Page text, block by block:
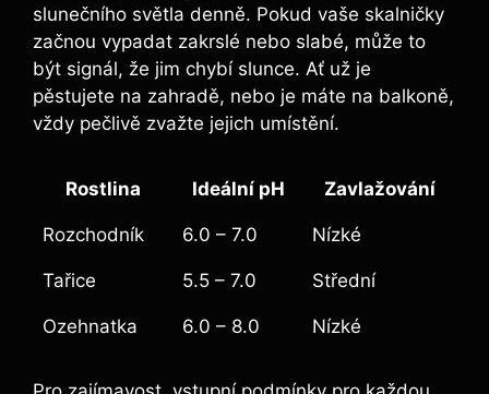
slunečního světla ‌denně.⁣ Pokud vaše skalničky
začnou vypadat zakrslé nebo slabé, může​ to
být signál, že ‌jim chybí slunce. Ať už⁣ je
pěstujete na zahradě, nebo je máte na ‍balkoně,
vždy ​pečlivě zvažte jejich umístění.
Rostlina Ideální⁣ pH Zavlažování
Rozchodník 6.0 – 7.0 Nízké
Tařice 5.5 – 7.0 Střední
Ozehnatka 6.0 – 8.0 Nízké